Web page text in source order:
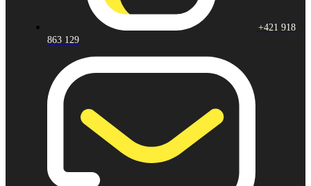
+421 918
863 129